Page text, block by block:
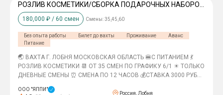
РОЗЛИВ КОСМЕТИКИ/СБОРКА ПОДАРОЧНЫХ НАБОРОВ
И МЫЛА
180,000 ₽ / 60 смен Смены:35,45,60
Без опыта работы Билет до вахты Проживание
Аванс
Питание
🌏 ВАХТА Г. ЛОБНЯ МОСКОВСКАЯ ОБЛАСТЬ 🍔С ПИТАНИЕМ 💃
РОЗЛИВ КОСМЕТИКИ 📆 ОТ 35 СМЕН ПО ГРАФИКУ 6/1 ☀ ТОЛЬКО
ДНЕВНЫЕ СМЕНЫ ⏰ СМЕНА ПО 12 ЧАСОВ 💰СТАВКА 3000 РУБ
ПО ТК 💵АВАНСЫ ДО 3000 РУБЛЕЙ ЕЖЕНЕДЕЛЬНО 💳
ООО "ЯППИ"
Россия, Лобня